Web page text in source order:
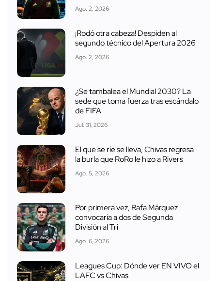
Ago. 2, 2026
¡Rodó otra cabeza! Despiden al
segundo técnico del Apertura 2026
Ago. 2, 2026
¿Se tambalea el Mundial 2030? La
sede que toma fuerza tras escándalo
de FIFA
Jul. 31, 2026
El que se ríe se lleva, Chivas regresa
la burla que RoRo le hizo a Rivers
Ago. 5, 2026
Por primera vez, Rafa Márquez
convocaría a dos de Segunda
División al Tri
Ago. 6, 2026
Leagues Cup: Dónde ver EN VIVO el
LAFC vs Chivas